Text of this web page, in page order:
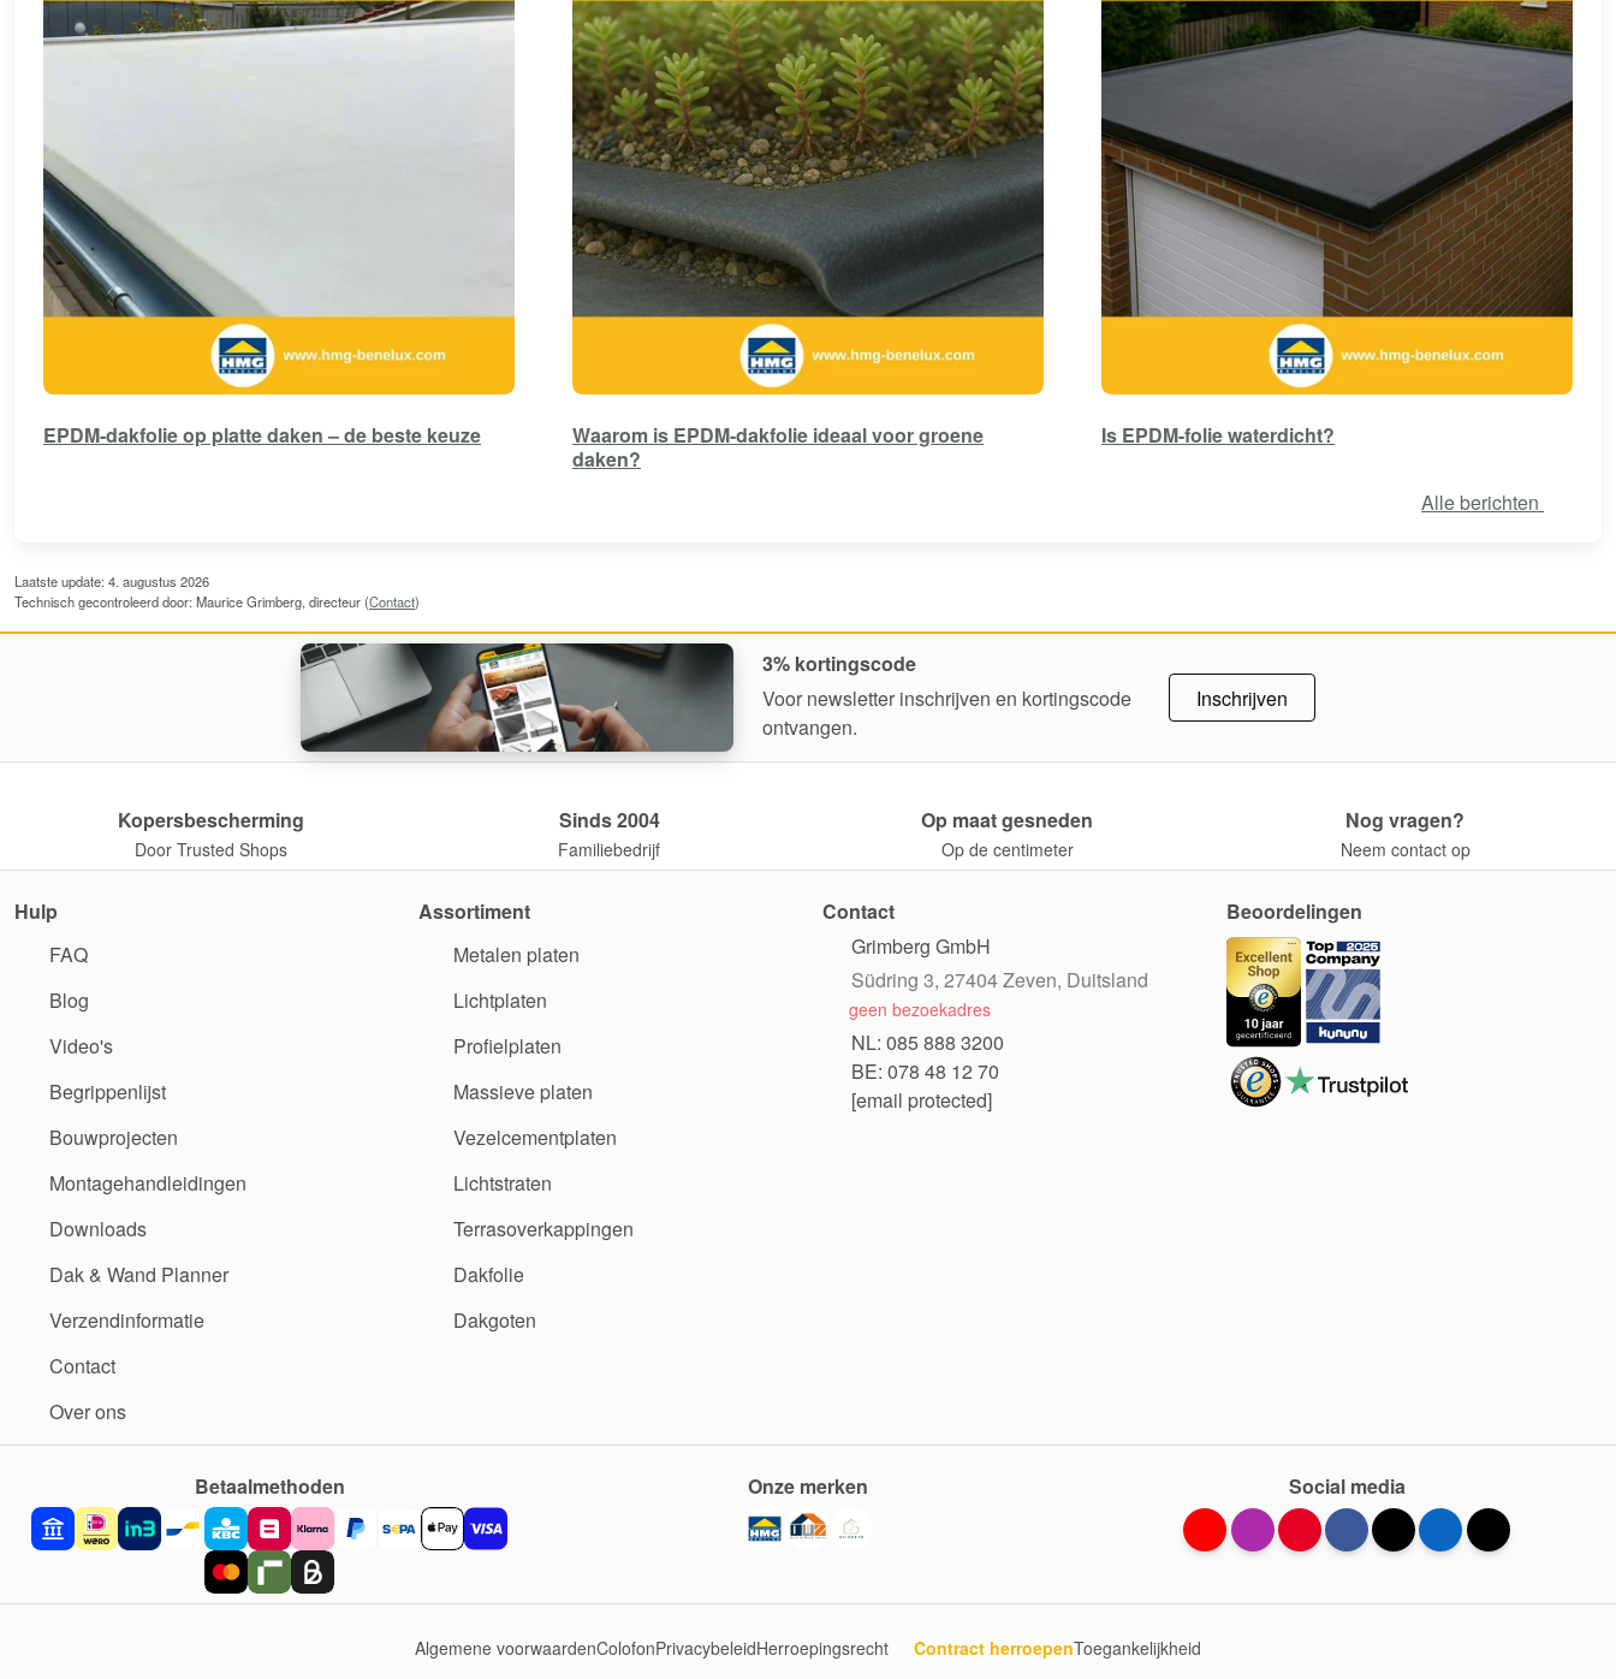
EPDM-dakfolie op platte daken – de beste keuze
Waarom is EPDM-dakfolie ideaal voor groene
daken?
Is EPDM-folie waterdicht?
Alle berichten
Laatste update: 4. augustus 2026
Technisch gecontroleerd door: Maurice Grimberg, directeur (Contact)
3% kortingscode
Voor newsletter inschrijven en kortingscode
ontvangen.
Inschrijven
Kopersbescherming
Door Trusted Shops
Sinds 2004
Familiebedrijf
Op maat gesneden
Op de centimeter
Nog vragen?
Neem contact op
Hulp
FAQ
Blog
Video's
Begrippenlijst
Bouwprojecten
Montagehandleidingen
Downloads
Dak & Wand Planner
Verzendinformatie
Contact
Over ons
Assortiment
Metalen platen
Lichtplaten
Profielplaten
Massieve platen
Vezelcementplaten
Lichtstraten
Terrasoverkappingen
Dakfolie
Dakgoten
Contact
Grimberg GmbH
Südring 3, 27404 Zeven, Duitsland
geen bezoekadres
NL: 085 888 3200
BE: 078 48 12 70
[email protected]
Beoordelingen
Betaalmethoden Onze merken Social media
Algemene voorwaardenColofonPrivacybeleidHerroepingsrecht Contract herroepenToegankelijkheid